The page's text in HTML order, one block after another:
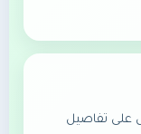
على تفاصيل